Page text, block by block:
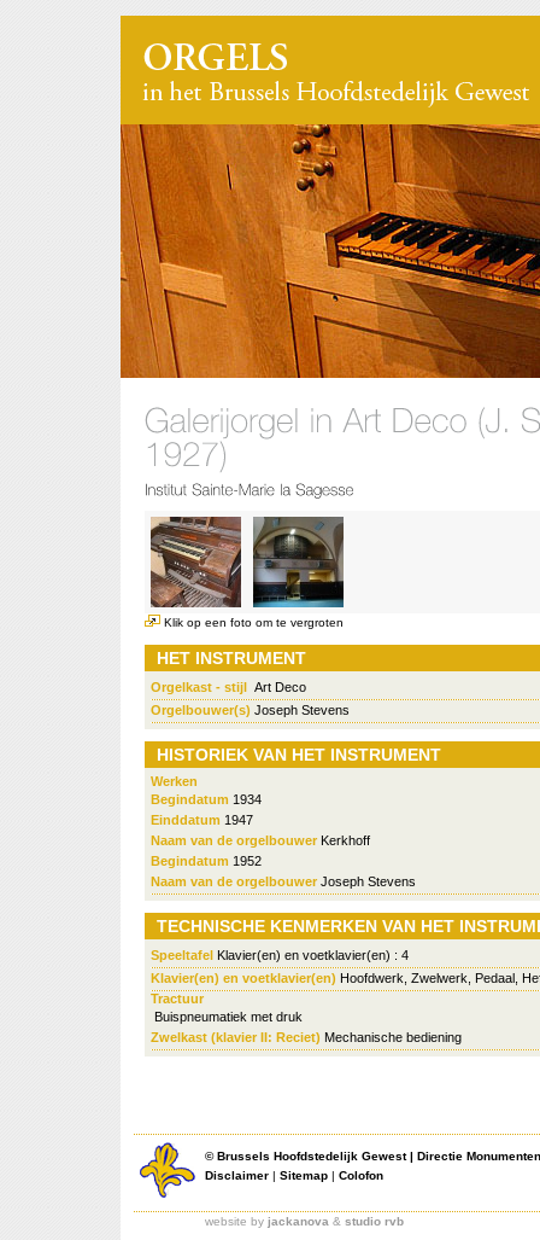
Klik op een foto om te vergroten
HET INSTRUMENT
Orgelkast - stijl Art Deco
Orgelbouwer(s) Joseph Stevens
HISTORIEK VAN HET INSTRUMENT
Werken
Begindatum 1934
Einddatum 1947
Naam van de orgelbouwer Kerkhoff
Begindatum 1952
Naam van de orgelbouwer Joseph Stevens
TECHNISCHE KENMERKEN VAN HET
Speeltafel Klavier(en) en voetklavier(en) : 4
Klavier(en) en voetklavier(en) Hoofdwerk, Zwelwerk, Pedaal,
Tractuur
Buispneumatiek met druk
Zwelkast (klavier II: Reciet) Mechanische bediening
©Brussels Hoofdstedelijk Gewest| Directie
Disclaimer | Sitemap | Colofon
website by jackanova & studio rvb